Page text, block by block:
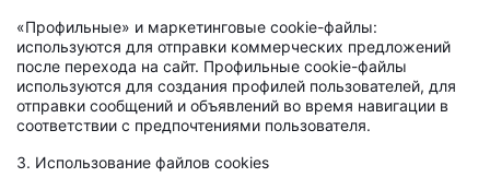
«Профильные» и маркетинговые cookie-файлы:
используются для отправки коммерческих предложений
после перехода на сайт. Профильные cookie-файлы
используются для создания профилей пользователей, для
отправки сообщений и объявлений во время навигации в
соответствии с предпочтениями пользователя.
3. Использование файлов cookies